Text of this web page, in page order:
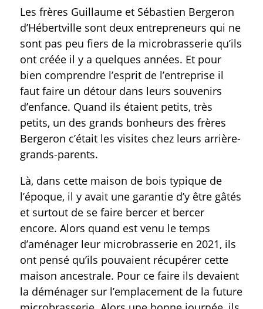
Les frères Guillaume et Sébastien Bergeron
d’Hébertville sont deux entrepreneurs qui ne
sont pas peu fiers de la microbrasserie qu’ils
ont créée il y a quelques années. Et pour
bien comprendre l’esprit de l’entreprise il
faut faire un détour dans leurs souvenirs
d’enfance. Quand ils étaient petits, très
petits, un des grands bonheurs des frères
Bergeron c’était les visites chez leurs arrière-
grands-parents.
Là, dans cette maison de bois typique de
l’époque, il y avait une garantie d’y être gâtés
et surtout de se faire bercer et bercer
encore. Alors quand est venu le temps
d’aménager leur microbrasserie en 2021, ils
ont pensé qu’ils pouvaient récupérer cette
maison ancestrale. Pour ce faire ils devaient
la déménager sur l’emplacement de la future